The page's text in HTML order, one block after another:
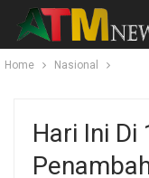
Home Nasional
Hari Ini Di